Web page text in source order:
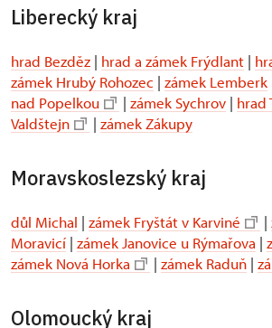
Liberecký kraj
hrad Bezděz | hrad a zámek Frýdlant |
zámek Hrubý Rohozec | zámek Lemberk
nad Popelkou
| zámek Sychrov | hrad
Valdštejn
| zámek Zákupy
Moravskoslezský kraj
důl Michal | zámek Fryštát v Karviné |
Moravicí | zámek Janovice u Rýmařova |
zámek Nová Horka
| zámek Raduň |
Olomoucký kraj